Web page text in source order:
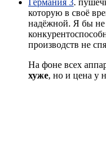
Германия 3.
которую в своё
надёжной. Я бы не
производств не
На фоне всех
хуже, но и цена у